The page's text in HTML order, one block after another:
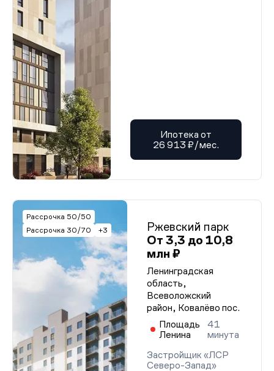
Ипотека от
26 913 ₽/мес.
Рассрочка 50/50
Рассрочка 30/70
+3
Ржевский парк
От 3,3 до 10,8
млн ₽
Ленинградская
область,
Всеволожский
район, Ковалёво пос.
Площадь
Ленина
41
минута
Застройщик «ЛСР
Северо-Запад»